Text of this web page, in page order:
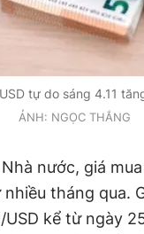
tự do sáng 4.11
ẢNH: NGỌC THẮNG
nước, giá
tháng qua.
kể từ ngày